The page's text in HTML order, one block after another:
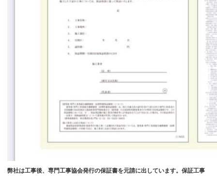
弊社は工事後、専門工事協会発行の保証書を元請に出しています。保証工事